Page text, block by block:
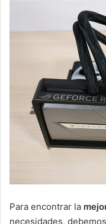
Para encontrar la
necesidades,